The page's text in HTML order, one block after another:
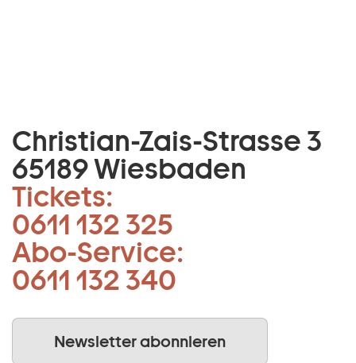
Christian-Zais-Strasse 3
65189 Wiesbaden
Tickets:
0611 132 325
Abo-Service:
0611 132 340
Newsletter abonnieren